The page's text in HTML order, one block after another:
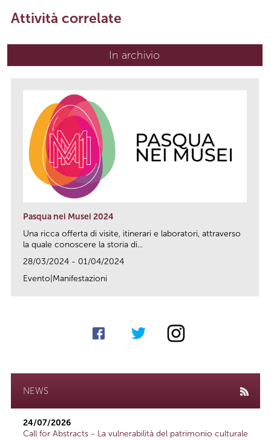
Attività correlate
In archivio
Pasqua nei Musei 2024
Una ricca offerta di visite, itinerari e laboratori, attraverso
la quale conoscere la storia di...
28/03/2024 - 01/04/2024
Evento|Manifestazioni
NEWS
24/07/2026
Call for Abstracts - La vulnerabilità del patrimonio culturale